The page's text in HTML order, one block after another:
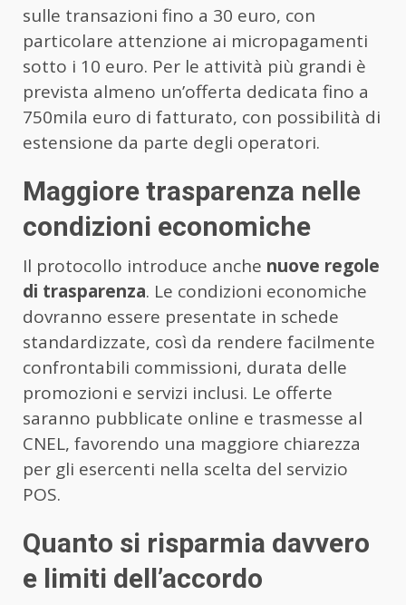
sulle transazioni fino a 30 euro, con
particolare attenzione ai micropagamenti
sotto i 10 euro. Per le attività più grandi è
prevista almeno un’offerta dedicata fino a
750mila euro di fatturato, con possibilità di
estensione da parte degli operatori.
Maggiore trasparenza nelle
condizioni economiche
Il protocollo introduce anche nuove regole
di trasparenza. Le condizioni economiche
dovranno essere presentate in schede
standardizzate, così da rendere facilmente
confrontabili commissioni, durata delle
promozioni e servizi inclusi. Le offerte
saranno pubblicate online e trasmesse al
CNEL, favorendo una maggiore chiarezza
per gli esercenti nella scelta del servizio
POS.
Quanto si risparmia davvero
e limiti dell’accordo